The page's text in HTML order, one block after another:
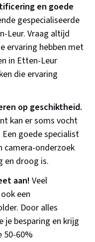
en goede
gespecialiseerde
Leur. Vraag altijd
ervaring hebben met
in Etten-Leur
die ervaring
op geschiktheid.
kan er soms vocht
goede specialist
camera-onderzoek
en droog is.
aan! Veel
een
Door alles
je besparing en krijg
50-60%